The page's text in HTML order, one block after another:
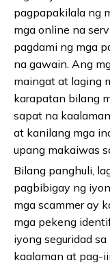
pagpapakilala ng
mga online na
pagdami ng mga
na gawain. Ang
maingat at laging
karapatan bilang
sapat na
at kanilang mga
upang makaiwas
Bilang panghuli,
pagbibigay ng
mga scammer ay
mga pekeng
iyong seguridad
kaalaman at pag-